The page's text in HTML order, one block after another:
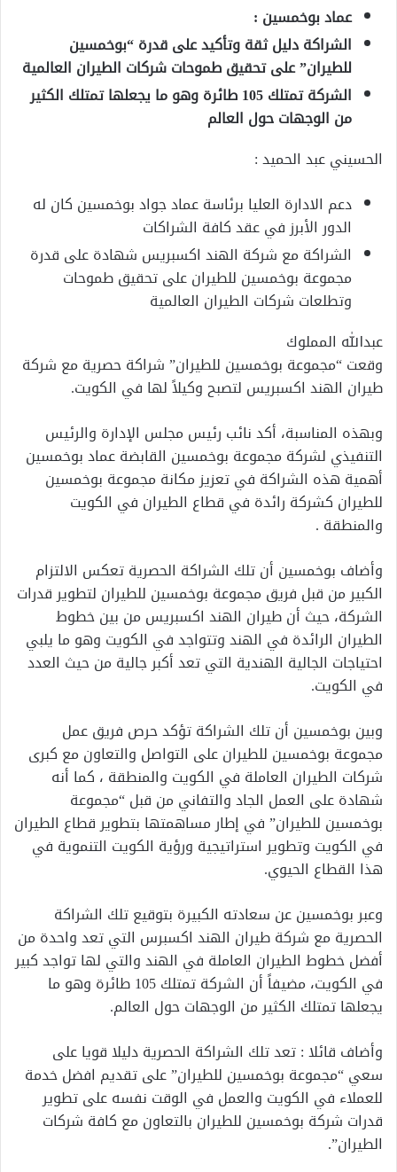
عماد بوخمسين :
الشراكة دليل ثقة وتأكيد على قدرة “بوخمسين
للطيران” على تحقيق طموحات شركات الطيران العالمية
الشركة تمتلك 105 طائرة وهو ما يجعلها تمتلك الكثير
من الوجهات حول العالم
الحسيني عبد الحميد :
دعم الادارة العليا برئاسة عماد جواد بوخمسين كان له
الدور الأبرز في عقد كافة الشراكات
الشراكة مع شركة الهند اكسبريس شهادة على قدرة
مجموعة بوخمسين للطيران على تحقيق طموحات
وتطلعات شركات الطيران العالمية
عبدالله المملوك
وقعت “مجموعة بوخمسين للطيران” شراكة حصرية مع شركة
طيران الهند اكسبريس لتصبح وكيلاً لها في الكويت.
وبهذه المناسبة، أكد نائب رئيس مجلس الإدارة والرئيس
التنفيذي لشركة مجموعة بوخمسين القابضة عماد بوخمسين
أهمية هذه الشراكة في تعزيز مكانة مجموعة بوخمسين
للطيران كشركة رائدة في قطاع الطيران في الكويت
والمنطقة .
وأضاف بوخمسين أن تلك الشراكة الحصرية تعكس الالتزام
الكبير من قبل فريق مجموعة بوخمسين للطيران لتطوير قدرات
الشركة، حيث أن طيران الهند اكسبريس من بين خطوط
الطيران الرائدة في الهند وتتواجد في الكويت وهو ما يلبي
احتياجات الجالية الهندية التي تعد أكبر جالية من حيث العدد
في الكويت.
وبين بوخمسين أن تلك الشراكة تؤكد حرص فريق عمل
مجموعة بوخمسين للطيران على التواصل والتعاون مع كبرى
شركات الطيران العاملة في الكويت والمنطقة ، كما أنه
شهادة على العمل الجاد والتفاني من قبل “مجموعة
بوخمسين للطيران” في إطار مساهمتها بتطوير قطاع الطيران
في الكويت وتطوير استراتيجية ورؤية الكويت التنموية في
هذا القطاع الحيوي.
وعبر بوخمسين عن سعادته الكبيرة بتوقيع تلك الشراكة
الحصرية مع شركة طيران الهند اكسبرس التي تعد واحدة من
أفضل خطوط الطيران العاملة في الهند والتي لها تواجد كبير
في الكويت، مضيفاً أن الشركة تمتلك 105 طائرة وهو ما
يجعلها تمتلك الكثير من الوجهات حول العالم.
وأضاف قائلا : تعد تلك الشراكة الحصرية دليلا قويا على
سعي “مجموعة بوخمسين للطيران” على تقديم افضل خدمة
للعملاء في الكويت والعمل في الوقت نفسه على تطوير
قدرات شركة بوخمسين للطيران بالتعاون مع كافة شركات
الطيران”.